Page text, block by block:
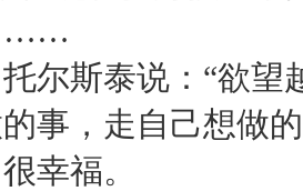
斯泰说：“欲望
事，走自己想做
幸福。